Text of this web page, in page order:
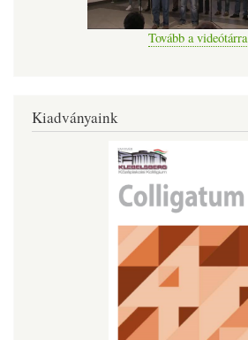
Tovább a videótárra
Kiadványaink